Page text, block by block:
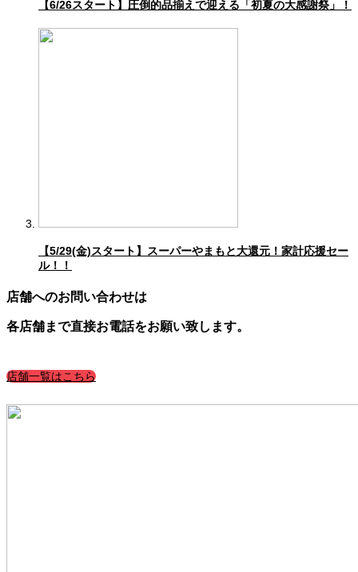
【6/26スタート】圧倒的品揃えで迎える「初夏の大感謝祭」！
【5/29(金)スタート】スーパーやまもと大還元！家計応援セー
ル！！
店舗へのお問い合わせは
各店舗まで直接お電話をお願い致します。
店舗一覧はこちら